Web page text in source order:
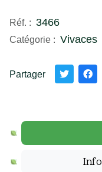
Réf. : 3466
Catégorie : Vivaces
Partager